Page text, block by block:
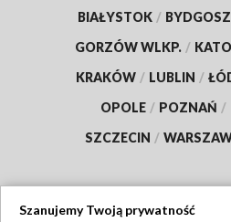
BIAŁYSTOK /
GORZÓW WLKP. /
KRAKÓW / LUBLIN /
OPOLE / POZNAŃ /
SZCZECIN /
Szanujemy Twoją prywatność